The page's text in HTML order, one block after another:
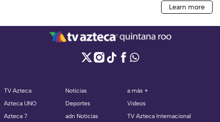
TV Azteca
Azteca UNO
Azteca 7
Noticias
Deportes
adn Noticias
a más +
Videos
TV Azteca Internacional